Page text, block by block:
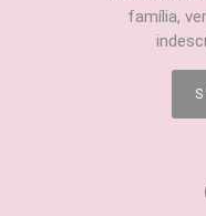
família,